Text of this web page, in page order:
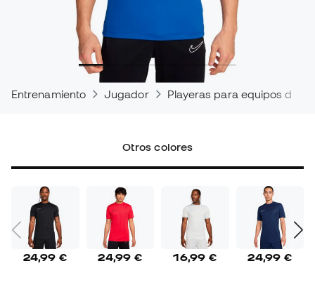
Entrenamiento Jugador Playeras para equipos de
Otros colores
24,99 € 24,99 € 16,99 € 24,99 €